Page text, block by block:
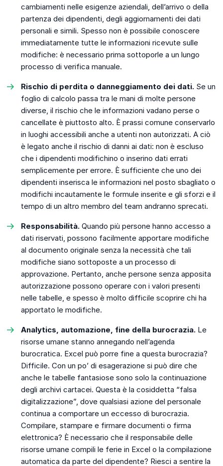
cambiamenti nelle esigenze aziendali, dell’arrivo o della
partenza dei dipendenti, degli aggiornamenti dei dati
personali e simili. Spesso non è possibile conoscere
immediatamente tutte le informazioni ricevute sulle
modifiche: è necessario prima sottoporle a un lungo
processo di verifica manuale.
Rischio di perdita o danneggiamento dei dati. Se un
foglio di calcolo passa tra le mani di molte persone
diverse, il rischio che le informazioni vadano perse o
cancellate è piuttosto alto. È prassi comune conservarlo
in luoghi accessibili anche a utenti non autorizzati. A ciò
è legato anche il rischio di danni ai dati: non è escluso
che i dipendenti modifichino o inserino dati errati
semplicemente per errore. È sufficiente che uno dei
dipendenti inserisca le informazioni nel posto sbagliato o
modifichi incautamente le formule inserite e gli sforzi e il
tempo di un altro membro del team andranno sprecati.
Responsabilità. Quando più persone hanno accesso a
dati riservati, possono facilmente apportare modifiche
al documento originale senza la necessità che tali
modifiche siano sottoposte a un processo di
approvazione. Pertanto, anche persone senza apposita
autorizzazione possono operare con i valori presenti
nelle tabelle, e spesso è molto difficile scoprire chi ha
apportato le modifiche.
Analytics, automazione, fine della burocrazia. Le
risorse umane stanno annegando nell’agenda
burocratica. Excel può porre fine a questa burocrazia?
Difficile. Con un po’ di esagerazione si può dire che
anche le tabelle fantasiose sono solo la continuazione
degli archivi cartacei. Questa è la cosiddetta “falsa
digitalizzazione”, dove qualsiasi azione del personale
continua a comportare un eccesso di burocrazia.
Compilare, stampare e firmare documenti o firma
elettronica? È necessario che il responsabile delle
risorse umane compili le ferie in Excel o la compilazione
automatica da parte del dipendente? Riesci a sentire la